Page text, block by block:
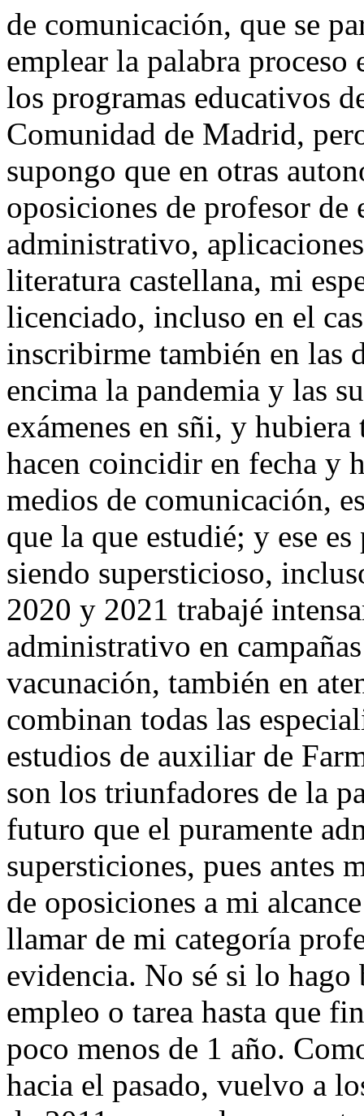
de comunicación, que se
emplear la palabra
los programas educativos
Comunidad de Madrid,
supongo que en otras
oposiciones de profesor de
administrativo,
literatura castellana, mi
licenciado, incluso en el
inscribirme también en las
encima la pandemia y las
exámenes en sñi, y
hacen coincidir en fecha y
medios de comunicación,
que la que estudié; y ese
siendo supersticioso,
2020 y 2021 trabajé
administrativo en
vacunación, también en
combinan todas las
estudios de auxiliar de
son los triunfadores de la
futuro que el puramente
supersticiones, pues antes
de oposiciones a mi
llamar de mi categoría
evidencia. No sé si lo hago
empleo o tarea hasta que
poco menos de 1 año.
hacia el pasado, vuelvo a